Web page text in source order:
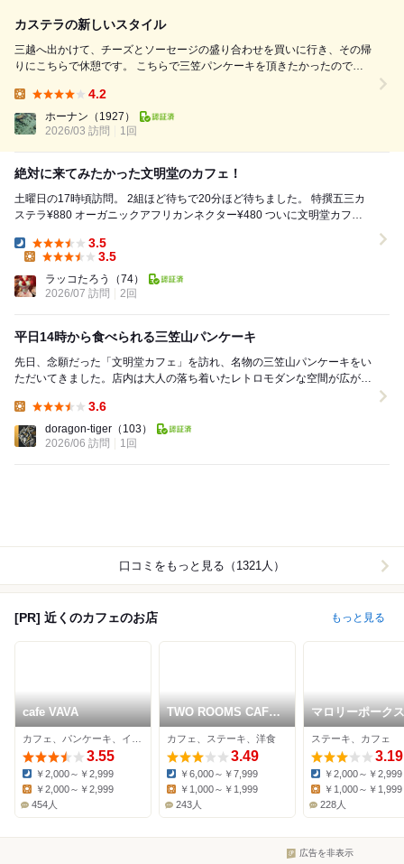
カステラの新しいスタイル
三越へ出かけて、チーズとソーセージの盛り合わせを買いに行き、その帰
りにこちらで休憩です。 こちらで三笠パンケーキを頂きたかったのです
ー出来ません。 まあ、カステラは提供出来るそうなので、とにかく入店
しました。 メニ...
4.2
ホーナン （1927）
2026/03 訪問
1回
絶対に来てみたかった文明堂のカフェ！
土曜日の17時頃訪問。 2組ほど待ちで20分ほど待ちました。 特撰五三カ
ステラ¥880 オーガニックアフリカンネクター¥480 ついに文明堂カフェ
Dinner:
3.5
3.5
ラッコたろう
（74）
2026/07 訪問
2回
平日14時から食べられる三笠山パンケーキ
先日、念願だった「文明堂カフェ」を訪れ、名物の三笠山パンケーキをい
ただいてきました。店内は大人の落ち着いたレトロモダンな空間が広がっ
3.6
doragon-tiger （103）
2026/06 訪問
1回
口コミをもっと見る（1321人）
[PR] 近くのカフェのお店 もっと見る
cafe VAVA
3.55
Dinner:
￥2,000～￥2,999
￥2,000～￥2,999
454人
TWO ROOMS CAFE
GRILL BAR 日本橋
カフェ、ステーキ、洋食
3.49
Dinner:
￥6,000～￥7,999
￥1,000～￥1,999
243人
マロリーポーク
キ&カフェ
ステーキ、カフェ
3.19
Dinner:
￥2,000～￥2,999
￥1,000～￥1,999
228人
広告を非表示